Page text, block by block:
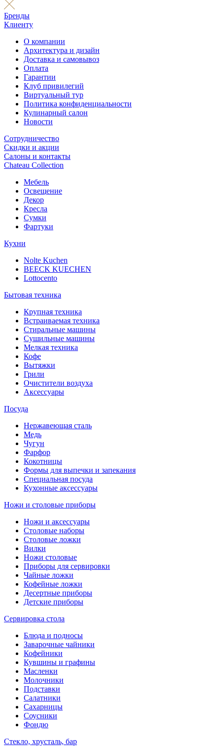
Бренды
Клиенту
О компании
Архитектура и дизайн
Доставка и самовывоз
Оплата
Гарантии
Клуб привилегий
Виртуальный тур
Политика конфиденциальности
Кулинарный салон
Новости
Сотрудничество
Скидки и акции
Салоны и контакты
Chateau Collection
Мебель
Освещение
Декор
Кресла
Сумки
Фартуки
Кухни
Nolte Kuchen
BEECK KUECHEN
Lottocento
Бытовая техника
Крупная техника
Встраиваемая техника
Стиральные машины
Сушильные машины
Мелкая техника
Кофе
Вытяжки
Грили
Очистители воздуха
Аксессуары
Посуда
Нержавеющая сталь
Медь
Чугун
Фарфор
Кокотницы
Формы для выпечки и запекания
Специальная посуда
Кухонные аксессуары
Ножи и столовые приборы
Ножи и аксессуары
Столовые наборы
Столовые ложки
Вилки
Ножи столовые
Приборы для сервировки
Чайные ложки
Кофейные ложки
Десертные приборы
Детские приборы
Сервировка стола
Блюда и подносы
Заварочные чайники
Кофейники
Кувшины и графины
Масленки
Молочники
Подставки
Салатники
Сахарницы
Соусники
Фондю
Стекло, хрусталь, бар